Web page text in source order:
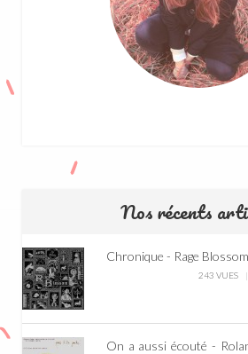
Nos récents
Chronique - Rage Blossom
243 VUES
On a aussi écouté -